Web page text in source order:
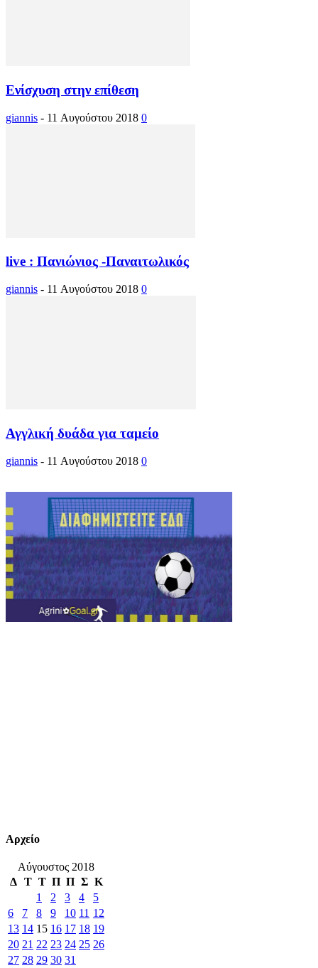
Ενίσχυση στην επίθεση
giannis - 11 Αυγούστου 2018 0
live : Πανιώνιος -Παναιτωλικός
giannis - 11 Αυγούστου 2018 0
Αγγλική δυάδα για ταμείο
giannis - 11 Αυγούστου 2018 0
Αρχείο
Αύγουστος 2018
Δ Τ Τ Π Π Σ Κ
1
2 3 4
5
6
7 8 9 10 11 12
13 14 15 16 17 18 19
20 21 22 23 24 25 26
27 28 29 30 31